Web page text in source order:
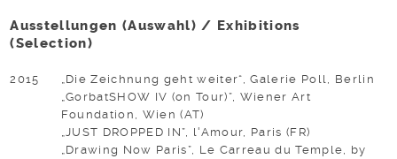
Ausstellungen (Auswahl) / Exhibitions
(Selection)
2015
„Die Zeichnung geht weiter“, Galerie Poll, Berlin
„GorbatSHOW IV (on Tour)”, Wiener Art
Foundation, Wien (AT)
„JUST DROPPED IN”, l'Amour, Paris (FR)
„Drawing Now Paris”, Le Carreau du Temple, by